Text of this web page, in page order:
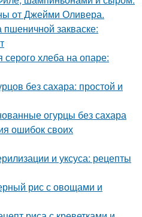
от Джейми Оливера.
закваске:
хлеба на опаре:
без сахара: простой и
огурцы без сахара
ошибок своих
и уксуса: рецепты
рис с овощами и